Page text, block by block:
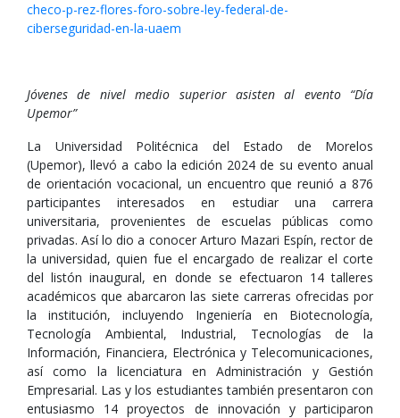
checo-p-rez-flores-foro-sobre-ley-federal-de-
ciberseguridad-en-la-uaem
Jóvenes de nivel medio superior asisten al evento “Día
Upemor”
La Universidad Politécnica del Estado de Morelos
(Upemor), llevó a cabo la edición 2024 de su evento anual
de orientación vocacional, un encuentro que reunió a 876
participantes interesados en estudiar una carrera
universitaria, provenientes de escuelas públicas como
privadas. Así lo dio a conocer Arturo Mazari Espín, rector de
la universidad, quien fue el encargado de realizar el corte
del listón inaugural, en donde se efectuaron 14 talleres
académicos que abarcaron las siete carreras ofrecidas por
la institución, incluyendo Ingeniería en Biotecnología,
Tecnología Ambiental, Industrial, Tecnologías de la
Información, Financiera, Electrónica y Telecomunicaciones,
así como la licenciatura en Administración y Gestión
Empresarial. Las y los estudiantes también presentaron con
entusiasmo 14 proyectos de innovación y participaron